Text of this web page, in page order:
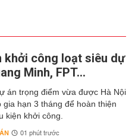
khởi công loạt siêu dự
Minh, FPT...
án trọng điểm vừa được Hà Nội
gia hạn 3 tháng để hoàn thiện
kiện khởi công.
01 phút trước